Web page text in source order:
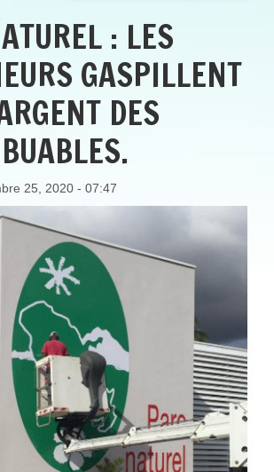
: LES
GASPILLENT
DES
25, 2020 - 07:47